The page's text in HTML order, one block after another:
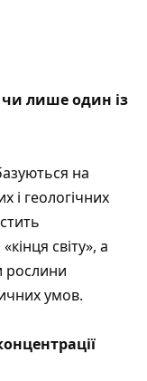
лише один із
на
і геологічних
світу», а
рослини
умов.